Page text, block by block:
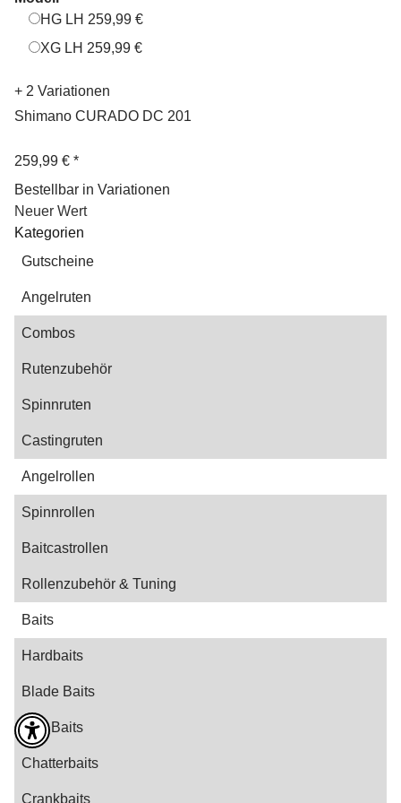
HG LH HG LH
259,99 €
XG LH XG LH
259,99 €
+ 2 Variationen
Shimano CURADO DC 201
259,99 € *
Bestellbar in Variationen
Neuer Wert
Kategorien
Gutscheine
Angelruten
Combos
Rutenzubehör
Spinnruten
Castingruten
Angelrollen
Spinnrollen
Baitcastrollen
Rollenzubehör & Tuning
Baits
Hardbaits
Blade Baits
Bug Baits
Chatterbaits
Crankbaits